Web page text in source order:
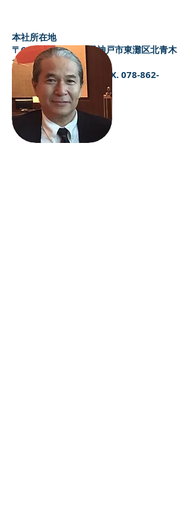
本社所在地
〒658-0014 兵庫県神戸市東灘区北青木
3丁目20-29＃111
TEL. 078-862-1494 FAX. 078-862-
1495​
設立:2007年 10月​